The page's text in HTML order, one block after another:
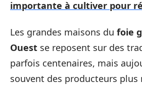
importante à cultiver pour
Les grandes maisons du foie
Ouest se reposent sur des
parfois centenaires, mais
souvent des producteurs plus